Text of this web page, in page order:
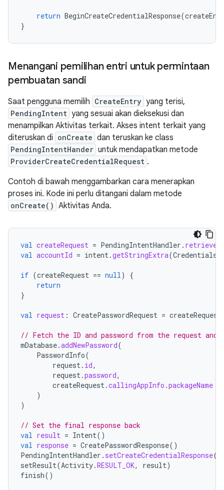
return BeginCreateCredentialResponse(
}
Menangani pemilihan entri untuk permintaan
pembuatan sandi
Saat pengguna memilih CreateEntry yang terisi,
PendingIntent yang sesuai akan dieksekusi dan
menampilkan Aktivitas terkait. Akses intent terkait yang
diteruskan di onCreate dan teruskan ke class
PendingIntentHander untuk mendapatkan metode
ProviderCreateCredentialRequest .
Contoh di bawah menggambarkan cara menerapkan
proses ini. Kode ini perlu ditangani dalam metode
onCreate() Aktivitas Anda.
val createRequest = PendingIntentHandler .
val accountId = intent.getStringExtra(
if (createRequest == null)
{
return
}
val request : CreatePasswordRequest = createRequest
// Fetch the ID and password from the request
mDatabase.addNewPassword(
PasswordInfo(
request. id,
request.password,
createRequest.callingAppInfo .packageName
)
)
// Set the final response back
val result = Intent()
val response = CreatePasswordResponse()
PendingIntentHandler . setCreateCredentialResponse(
setResult(Activity.RESULT_OK, result)
finish()